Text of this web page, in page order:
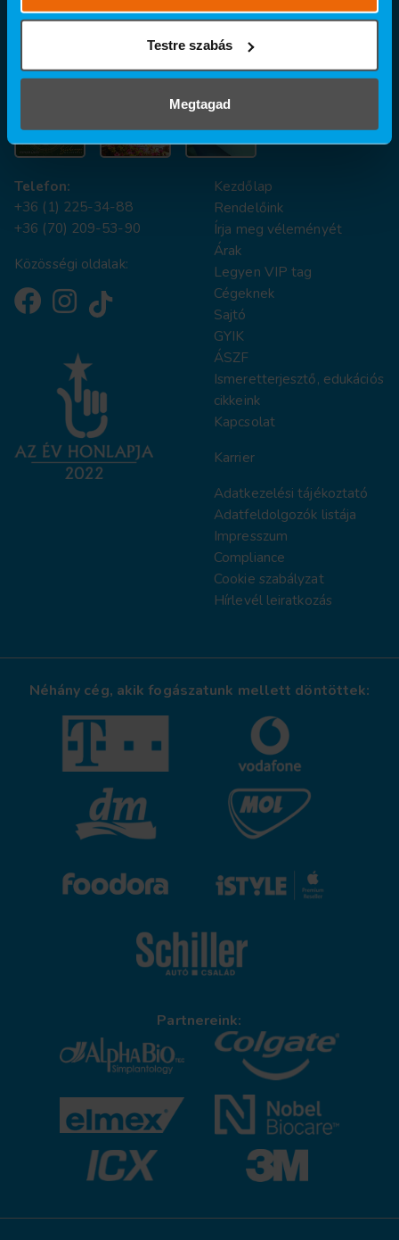
Testre szabás
Megtagad
Kecskemét
A dentálhigiéniai kezeléseket nálunk SZÉP kártyával is
Telefon:
+36 (1) 225-34-88
+36 (70) 209-53-90
Közösségi oldalak:
Kezdőlap
Rendelőink
Írja meg véleményét
Árak
Legyen VIP tag
Cégeknek
Sajtó
GYIK
ÁSZF
Ismeretterjesztő, edukációs
cikkeink
Kapcsolat
Karrier
Adatkezelési tájékoztató
Adatfeldolgozók listája
Impresszum
Compliance
Cookie szabályzat
Hírlevél leiratkozás
Néhány cég, akik fogászatunk mellett döntöttek:
Partnereink: